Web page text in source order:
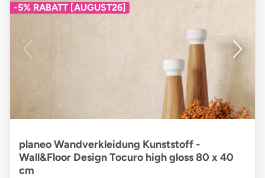
-5% RABATT [AUGUST26]
planeo Wandverkleidung Kunststoff -
Wall&Floor Design Tocuro high gloss 80 x 40
cm